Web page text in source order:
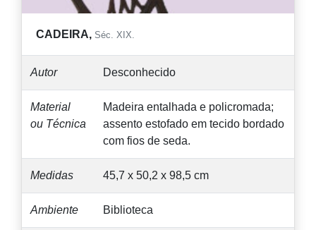
CADEIRA, Séc. XIX.
Autor Desconhecido
Material
ou Técnica
Madeira entalhada e policromada;
assento estofado em tecido bordado
com fios de seda.
Medidas 45,7 x 50,2 x 98,5 cm
Ambiente Biblioteca